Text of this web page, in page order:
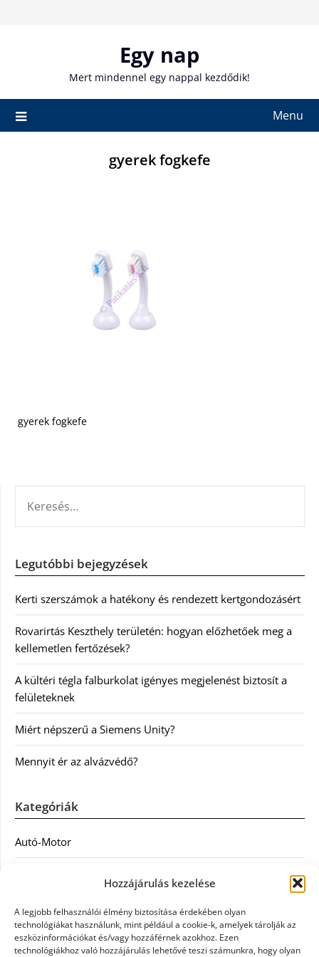
Hozzájárulás kezelése
A legjobb felhasználói élmény biztosítása érdekében olyan
technológiákat használunk, mint például a cookie-k, amelyek tárolják az
eszközinformációkat és/vagy hozzáférnek azokhoz. Ezen
technológiákhoz való hozzájárulás lehetővé teszi számunkra, hogy olyan
Egy nap
Mert mindennel egy nappal kezdődik!
Menu
gyerek fogkefe
gyerek fogkefe
Legutóbbi bejegyzések
Kerti szerszámok a hatékony és rendezett kertgondozásért
Rovarirtás Keszthely területén: hogyan előzhetőek meg a
kellemetlen fertőzések?
A kültéri tégla falburkolat igényes megjelenést biztosít a
felületeknek
Miért népszerű a Siemens Unity?
Mennyit ér az alvázvédő?
Kategóriák
Autó-Motor
Egészség
Egyéb